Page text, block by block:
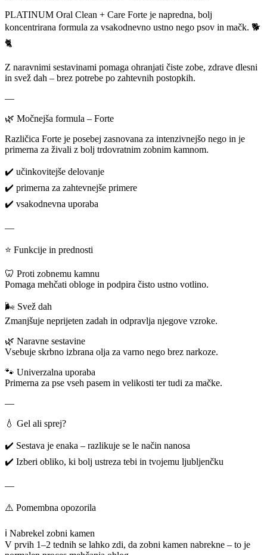
100
ml
ali
količina
PLATINUM Oral Clean + Care Forte je napredna, bolj
koncentrirana formula za vsakodnevno ustno nego psov in mačk. 🐕
🐈
Z naravnimi sestavinami pomaga ohranjati čiste zobe, zdrave dlesni
in svež dah – brez potrebe po zahtevnih postopkih.
—
🌿 Močnejša formula – Forte
Različica Forte je posebej zasnovana za intenzivnejšo nego in je
primerna za živali z bolj trdovratnim zobnim kamnom.
✔️ učinkovitejše delovanje
✔️ primerna za zahtevnejše primere
✔️ vsakodnevna uporaba
—
⭐ Funkcije in prednosti
🦷 Proti zobnemu kamnu
Pomaga mehčati obloge in podpira čisto ustno votlino.
🌬️ Svež dah
Zmanjšuje neprijeten zadah in odpravlja njegove vzroke.
🌿 Naravne sestavine
Vsebuje skrbno izbrana olja za varno nego brez narkoze.
🐾 Univerzalna uporaba
Primerna za pse vseh pasem in velikosti ter tudi za mačke.
—
💧 Gel ali sprej?
✔️ Sestava je enaka – razlikuje se le način nanosa
✔️ Izberi obliko, ki bolj ustreza tebi in tvojemu ljubljenčku
—
⚠️ Pomembna opozorila
ℹ️ Nabrekel zobni kamen
V prvih 1–2 tednih se lahko zdi, da zobni kamen nabrekne – to je